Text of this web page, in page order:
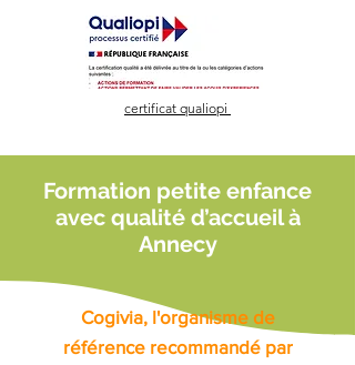
certificat qualiopi
Formation petite enfance
avec qualité d’accueil à
Annecy
Cogivia, l'organisme de
référence recommandé par